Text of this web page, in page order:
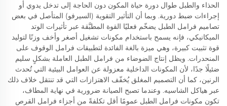
الحذاء والطبل طوال دورة حياة المكون دون الحاجة إلى تدخل يدوي أو
إجراءات ضبط دورية. وبما أن التأثير التقوية (السيرفو) المتأصل في بعض
تصاميم فرامل الطبل يضخّم فعليًا القوة المطبَّقة عبر تأثيرات الوتد
الميكانيكي، فإنه يسمح باستخدام مكونات تشغيل أصغر وأخف وزنًا لتوليد
قوة تثبيت كبيرة، وهي ميزة بالغة الفائدة لتطبيقات فرامل الوقوف على
المنحدرات. ويظل إنتاج الضوضاء من فرامل الطبل العاملة بشكلٍ سليم
ضئيلًا جدًا، لأن المكونات الداخلية معزولة عن العوامل البيئية التي تُحدث
الرنين، كما أن التصميم المغلق يُخفّف الاهتزازات التي قد تنتقل خلاف ذلك
عبر هياكل الشاسيه. وعندما تصبح الصيانة ضرورية في نهاية المطاف،
تكون مكونات فرامل الطبل عمومًا أقل تكلفةً من أجزاء فرامل القرص